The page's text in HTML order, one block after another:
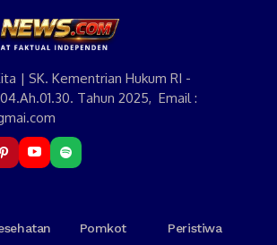
| SK. Kementrian Hukum RI -
Tahun 2025, Email :
Pomkot
Peristiwa